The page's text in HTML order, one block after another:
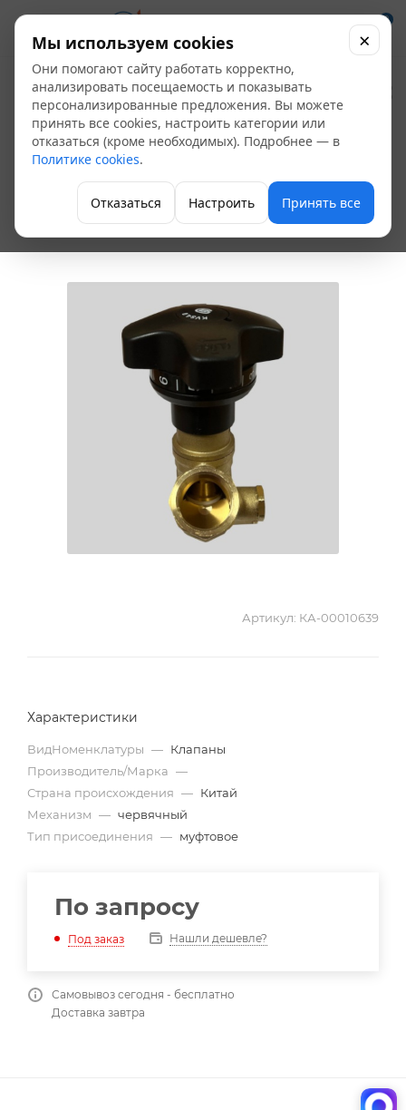
0
Клапан
балансировочный
латунный Ду 15 Ру16,
м/м Benarmo
Клапан балансировочный
Артикул: КА-00010639
Характеристики
ВидНоменклатуры — Клапаны
Производитель/Марка —
Страна происхождения — Китай
Механизм — червячный
Тип присоединения — муфтовое
По запросу
Под заказ Нашли дешевле?
Самовывоз сегодня - бесплатно
Доставка завтра
Мы используем cookies
Они помогают сайту работать корректно,
анализировать посещаемость и показывать
персонализированные предложения. Вы можете
принять все cookies, настроить категории или
отказаться (кроме необходимых). Подробнее — в
Политике cookies.
Отказаться Настроить Принять все
×